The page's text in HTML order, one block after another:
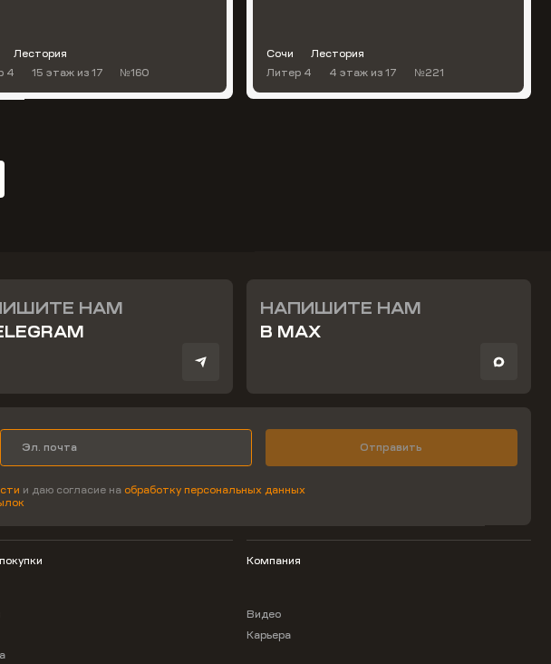
Лестория
4
15 этаж из 17 №160
Сочи
Лестория
Литер 4
4 этаж из 17 №221
НАМ
НАПИШИТЕ НАМ
В MAX
Отправить
и даю согласие на обработку персональных данных
Компания
Видео
Карьера